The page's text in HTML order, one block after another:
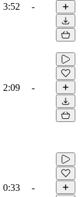
3:52 -
2:09 -
0:33 -